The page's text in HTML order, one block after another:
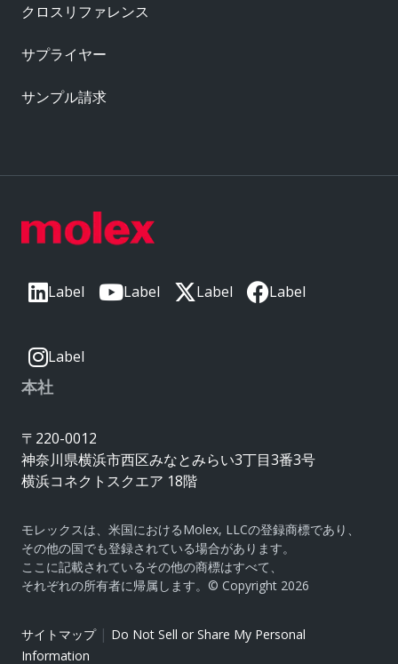
Label Label Label Label
Label
本社
〒220-0012
神奈川県横浜市西区みなとみらい3丁目3番3号
横浜コネクトスクエア 18階
モレックスは、米国におけるMolex, LLCの登録商標であり、
その他の国でも登録されている場合があります。
ここに記載されているその他の商標はすべて、
それぞれの所有者に帰属します。© Copyright 2026
サイトマップ| Do Not Sell or Share My Personal
Information
クロスリファレンス
サプライヤー
サンプル請求